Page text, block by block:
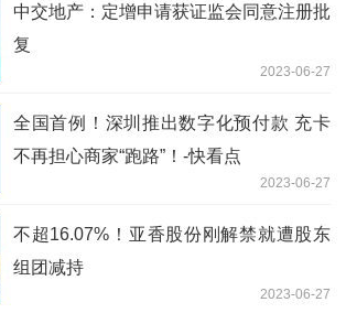
中交地产：定增申请获证监会同意注册批
复
2023-06-27
全国首例！深圳推出数字化预付款 充卡
不再担心商家“跑路”！-快看点
2023-06-27
不超16.07%！亚香股份刚解禁就遭股东
组团减持
2023-06-27